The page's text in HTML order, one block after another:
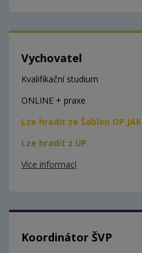
Vychovatel
Kvalifikační studium
ONLINE + praxe
Lze hradit ze Šablon OP JAK
Lze hradit z ÚP
Více informací
Koordinátor ŠVP